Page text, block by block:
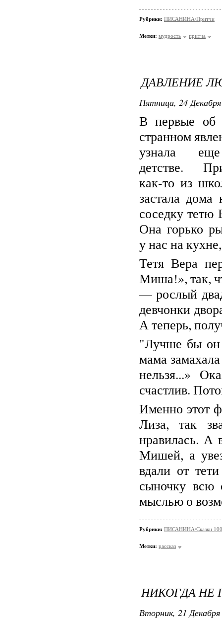
Рубрики: ПИСАНИНА/Притчи
Метки: мудрость притча
ДАВЛЕНИЕ
Пятница, 24
В первые об
странном
узнала
детстве.
как-то из
застала дома
соседку тетю
Она горько
у нас на
Тетя Вера
Миша!», так,
— рослый
девчонки
А теперь,
"Лучше бы он
мама
нельзя...»
счастлив.
Именно этот
Лиза, так
нравилась. А
Мишей, а
вдали от
сыночку всю
мыслью о
Рубрики: ПИСАНИНА/Сказки
Метки: рассказ
НИКОГДА НЕ
Вторник, 21